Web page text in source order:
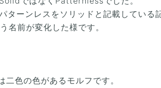
ターンレスをソリッドと記載してい
名前が変化した様です。
二色の色があるモルフです。